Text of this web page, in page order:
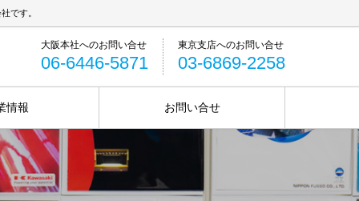
です。
06-6446-5871 03-6869-2258
情報 お問い合せ